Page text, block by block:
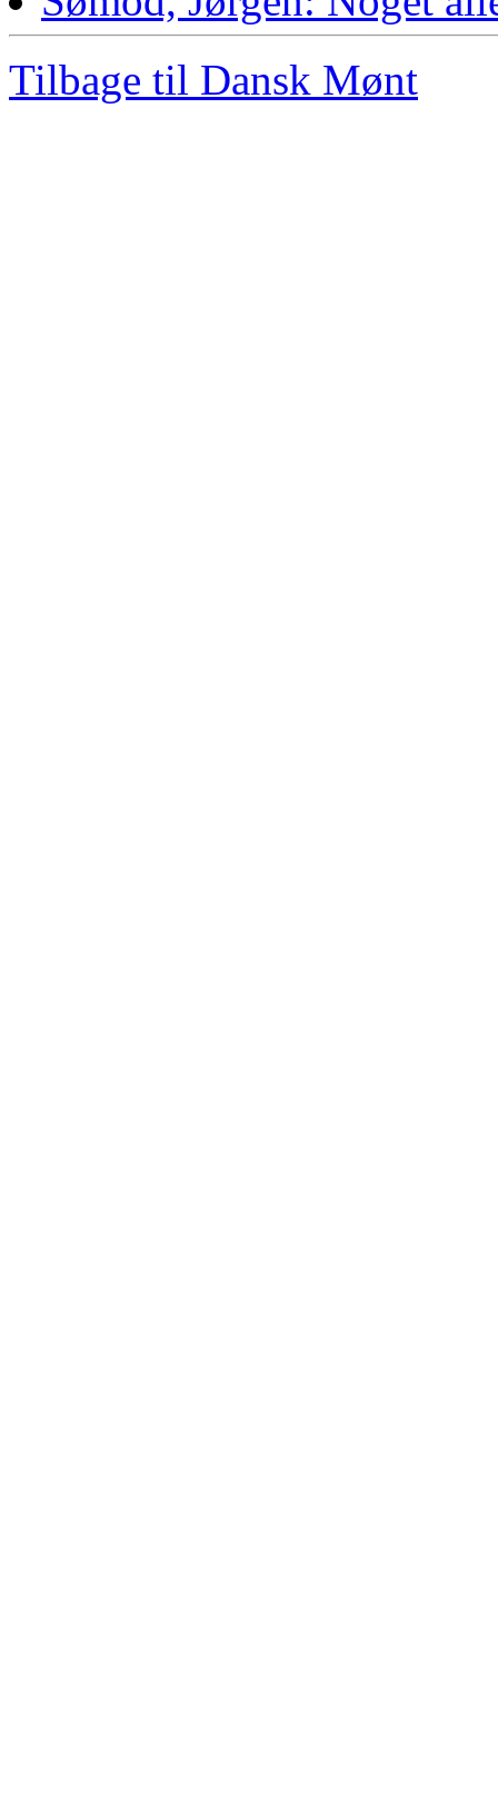
Tilbage til Dansk Mønt